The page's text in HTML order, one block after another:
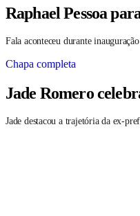
Raphael Pessoa
Fala aconteceu durante
Chapa completa
Jade Romero
Jade destacou a trajetória da ex-